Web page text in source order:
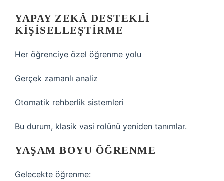
YAPAY ZEKÂ DESTEKLI
KIŞISELLEŞTIRME
Her öğrenciye özel öğrenme yolu
Gerçek zamanlı analiz
Otomatik rehberlik sistemleri
Bu durum, klasik vasi rolünü yeniden tanımlar.
YAŞAM BOYU ÖĞRENME
Gelecekte öğrenme: